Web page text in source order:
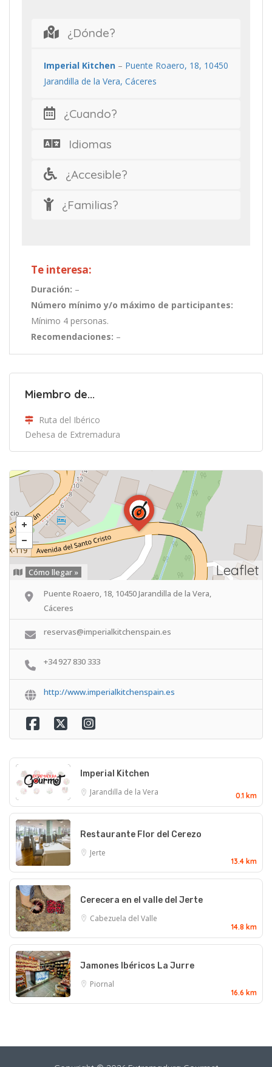
¿Dónde?
Imperial Kitchen – Puente Roaero, 18, 10450
Jarandilla de la Vera, Cáceres
¿Cuando?
Idiomas
¿Accesible?
¿Familias?
Te interesa:
Duración: –
Número mínimo y/o máximo de participantes:
Mínimo 4 personas.
Recomendaciones: –
Miembro de...
Ruta del Ibérico
Dehesa de Extremadura
Leaflet
Cómo llegar »
Puente Roaero, 18, 10450 Jarandilla de la Vera,
Cáceres
reservas@imperialkitchenspain.es
+34 927 830 333
http://www.imperialkitchenspain.es
Imperial Kitchen
Jarandilla de la Vera
0.1 km
Restaurante Flor del Cerezo
Jerte
13.4 km
Cerecera en el valle del Jerte
Cabezuela del Valle
14.8 km
Jamones Ibéricos La Jurre
Piornal
16.6 km